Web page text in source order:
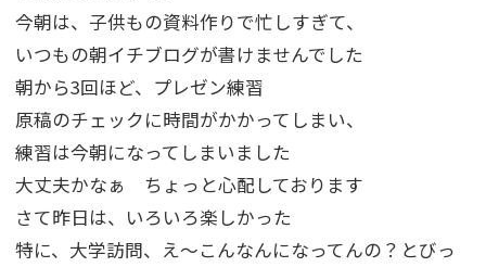
今朝は、子供もの資料作りで忙しすぎて、
いつもの朝イチブログが書けませんでした
朝から3回ほど、プレゼン練習
原稿のチェックに時間がかかってしまい、
練習は今朝になってしまいました
大丈夫かなぁ ちょっと心配しております
さて昨日は、いろいろ楽しかった
特に、大学訪問、え～こんなんになってんの？とびっ